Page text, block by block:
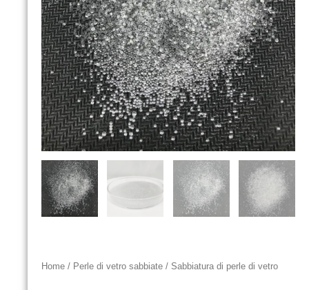
Home / Perle di vetro sabbiate / Sabbiatura di perle di vetro